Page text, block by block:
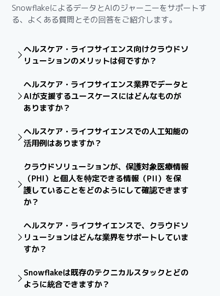
SnowflakeによるデータとAIのジャーニーをサポートす
る、よくある質問とその回答をご紹介します。
ヘルスケア・ライフサイエンス向けクラウドソ
リューションのメリットは何ですか？
エンスの組織がデータの統合、コスト削減、イノベー
ションを加速するためのセキュアでスケーラブルな基盤
を提供します。この業界の組織が活用できる主なメリッ
サイロ化されたデータの集約：
することで、データサイロを解消します。これによ
り、ケアの提供や業務効率などの下流のユースケース
を強化する優れたインサイトを得られます。
コネクテッドエコシステムの活用：コストとリスクが
高くなるデータ重複を実施することなく、調査やビジ
ます。これにより、臨床試験のタイムラインの短縮、
研究コストの削減、マーケティングのパーソナライ
ゼーションの改善、データの収益化の新たな機会の創
出などが可能になります。
ら保護する優れたディザスタリカバリにより、レジリ
エンスを支援します。クラウドプラットフォームは、
ヘルスケア・ライフサイエンス業界でデータと
AIが支援するユースケースにはどんなものが
ありますか？
イフサイエンスのバリューチェーン全体を変革していま
す。以下に、注目すべき例をいくつか紹介します。
研究の加速：AIを使用して有望な治療標的を特定
し、臨床試験設計を最適化することで、創薬と開発を
加速できます。これにより、市場投入期間が短縮さ
れ、新しい治療法を患者にもたらす成功率が向上しま
て、医薬品や医療機器の需要を予測し、リアルタイム
で出荷を追跡し、コストのかかる品切れを防止できま
す。これにより、レジリエンスが向上し、無駄が削減
ります。
ケア提供の最適化：予測モデルを展開することで、患
者フローの管理、人員配置の最適化、再入院率の低減
ヘルスケア・ライフサイエンスでの人工知能の
活用例はありますか？
業で行うタスクやワークフローの自動化、患者ケアや加
入者の体験に影響を与えるレコメンデーションや提案の
提供にも役立ちます。
クラウドソリューションが、保護対象医療情報
（PHI）と個人を特定できる情報（PII）を保
護していることをどのようにして確認できます
か？
要な官公庁・公的機関と商用のセキュリティ基準をサ
ポートしており、コンプライアンスとデータ保護を実現
しています。これらの認定資格には、以下が含まれま
HIPAA
ヘルスケア・ライフサイエンスで、クラウドソ
リューションはどんな業界をサポートしていま
すか？
医療保険会社、医療機器や医薬品などのライフサイエン
ス、ヘルスケアテクノロジー、ライフサイエンステクノ
Snowflakeは既存のテクニカルスタックとどの
ように統合できますか？